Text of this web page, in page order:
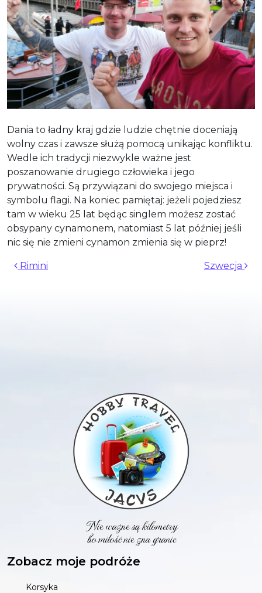
Dania to ładny kraj gdzie ludzie chętnie doceniają
wolny czas i zawsze służą pomocą unikając konfliktu.
Wedle ich tradycji niezwykle ważne jest
poszanowanie drugiego człowieka i jego
prywatności. Są przywiązani do swojego miejsca i
symbolu flagi. Na koniec pamiętaj: jeżeli pojedziesz
tam w wieku 25 lat będąc singlem możesz zostać
obsypany cynamonem, natomiast 5 lat później jeśli
nic się nie zmieni cynamon zmienia się w pieprz!
Nawigacja wpisu
Rimini Szwecja
Nie ważne są kilometry
bo miłość nie zna granic
Zobacz moje podróże
Korsyka